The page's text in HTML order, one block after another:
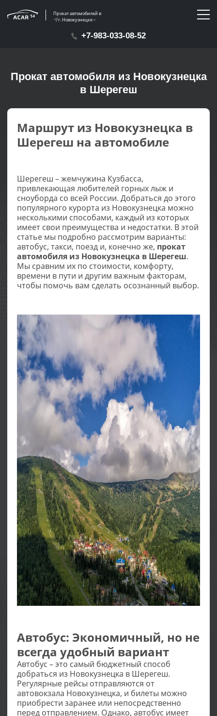
Прокат автомобилей в
г. Новокузнецке
+7-983-033-08-52
Прокат автомобиля из Новокузнецка
в Шерегеш
Маршрут из Новокузнецка в
Шерегеш на автомобиле
Шерегеш – жемчужина Кузбасса,
привлекающая любителей горных лыж и
сноуборда со всей России. Добраться до этого
популярного курорта из Новокузнецка можно
несколькими способами, каждый из которых
имеет свои преимущества и недостатки. В этой
статье мы подробно рассмотрим варианты:
автобус, такси, поезд и, конечно же, прокат
автомобиля из Новокузнецка в Шерегеш.
Мы сравним их по стоимости, комфорту,
времени в пути и другим важным факторам,
чтобы помочь вам сделать осознанный выбор.
Автобус: Экономичный, но не
всегда удобный вариант
Автобус – это самый бюджетный способ
добраться из Новокузнецка в Шерегеш.
Регулярные рейсы отправляются от
автовокзала Новокузнецка, и билеты можно
приобрести заранее или непосредственно
перед отправлением. Однако, автобус имеет